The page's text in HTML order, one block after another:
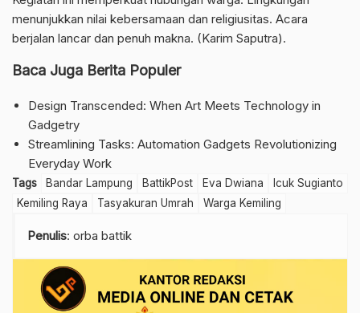
menunjukkan nilai kebersamaan dan religiusitas. Acara
berjalan lancar dan penuh makna. (Karim Saputra).
Baca Juga Berita Populer
Design Transcended: When Art Meets Technology in
Gadgetry
Streamlining Tasks: Automation Gadgets Revolutionizing
Everyday Work
Tags Bandar Lampung BattikPost Eva Dwiana
Icuk Sugianto
Kemiling Raya
Tasyakuran Umrah Warga Kemiling
Penulis: orba battik